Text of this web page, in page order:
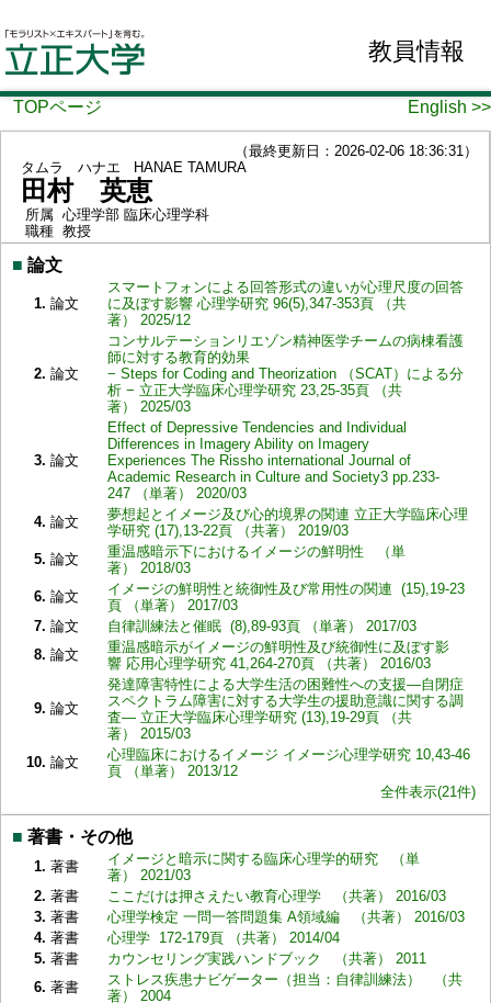
教員情報
TOPページ English >>
（最終更新日：2026-02-06 18:36:31）
タムラ ハナエ
HANAE TAMURA
田村 英恵
所属 心理学部 臨床心理学科
職種 教授
■ 論文
1. 論文
スマートフォンによる回答形式の違いが心理尺度の回答
に及ぼす影響 心理学研究 96(5),347-353頁 （共
著） 2025/12
2. 論文
コンサルテーションリエゾン精神医学チームの病棟看護
師に対する教育的効果
− Steps for Coding and Theorization （SCAT）による分
析 − 立正大学臨床心理学研究 23,25-35頁 （共
著） 2025/03
3. 論文
Effect of Depressive Tendencies and Individual
Differences in Imagery Ability on Imagery
Experiences The Rissho international Journal of
Academic Research in Culture and Society3 pp.233-
247 （単著） 2020/03
4. 論文
夢想起とイメージ及び心的境界の関連 立正大学臨床心理
学研究 (17),13-22頁 （共著） 2019/03
5. 論文
重温感暗示下におけるイメージの鮮明性 （単
著） 2018/03
6. 論文
イメージの鮮明性と統御性及び常用性の関連 (15),19-23
頁 （単著） 2017/03
7. 論文
自律訓練法と催眠 (8),89-93頁 （単著） 2017/03
8. 論文
重温感暗示がイメージの鮮明性及び統御性に及ぼす影
響 応用心理学研究 41,264-270頁 （共著） 2016/03
9. 論文
発達障害特性による大学生活の困難性への支援―自閉症
スペクトラム障害に対する大学生の援助意識に関する調
査― 立正大学臨床心理学研究 (13),19-29頁 （共
著） 2015/03
10. 論文
心理臨床におけるイメージ イメージ心理学研究 10,43-46
頁 （単著） 2013/12
全件表示(21件)
■ 著書・その他
1. 著書
イメージと暗示に関する臨床心理学的研究 （単
著） 2021/03
2. 著書
ここだけは押さえたい教育心理学 （共著） 2016/03
3. 著書
心理学検定 一問一答問題集 A領域編 （共著） 2016/03
4. 著書
心理学 172-179頁 （共著） 2014/04
5. 著書
カウンセリング実践ハンドブック （共著） 2011
6. 著書
ストレス疾患ナビゲーター（担当：自律訓練法） （共
著） 2004